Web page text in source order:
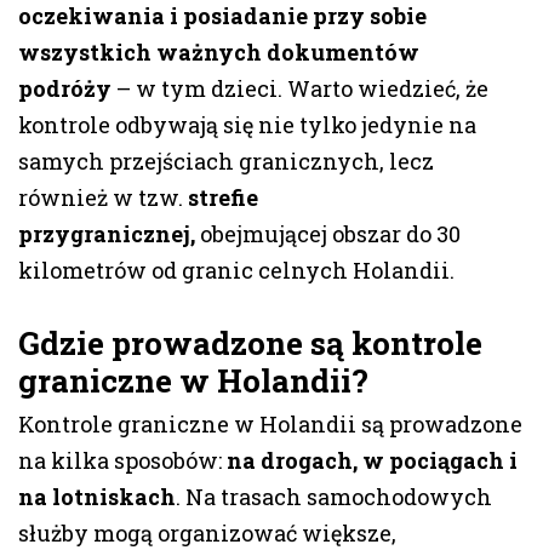
oczekiwania i posiadanie przy sobie
wszystkich ważnych dokumentów
podróży – w tym dzieci. Warto wiedzieć, że
kontrole odbywają się nie tylko jedynie na
samych przejściach granicznych, lecz
również w tzw. strefie
przygranicznej, obejmującej obszar do 30
kilometrów od granic celnych Holandii.
Gdzie prowadzone są kontrole
graniczne w Holandii?
Kontrole graniczne w Holandii są prowadzone
na kilka sposobów: na drogach, w pociągach i
na lotniskach. Na trasach samochodowych
służby mogą organizować większe,